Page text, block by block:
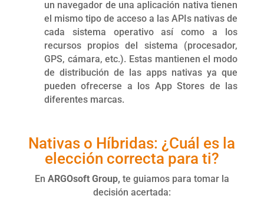
un navegador de una aplicación nativa tienen
el mismo tipo de acceso a las APIs nativas de
cada sistema operativo así como a los
recursos propios del sistema (procesador,
GPS, cámara, etc.). Estas mantienen el modo
de distribución de las apps nativas ya que
pueden ofrecerse a los App Stores de las
diferentes marcas.
Nativas o Híbridas: ¿Cuál es la
elección correcta para ti?
En ARGOsoft Group, te guiamos para tomar la
decisión acertada: